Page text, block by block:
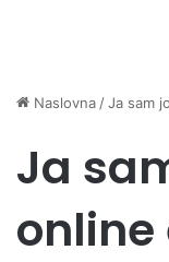
Naslovna /Ja sam
Ja
online